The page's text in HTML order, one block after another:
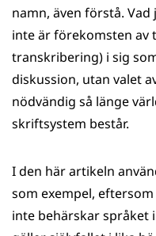
namn, även förstå.
inte är förekomsten
transkribering) i sig
diskussion, utan valet
nödvändig så länge
skriftsystem består.
I den här artikeln
som exempel,
inte behärskar språket